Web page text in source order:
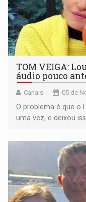
TOM VEIGA:
áudio pouco
Canais 05 de
O problema é que o
uma vez, e deixou